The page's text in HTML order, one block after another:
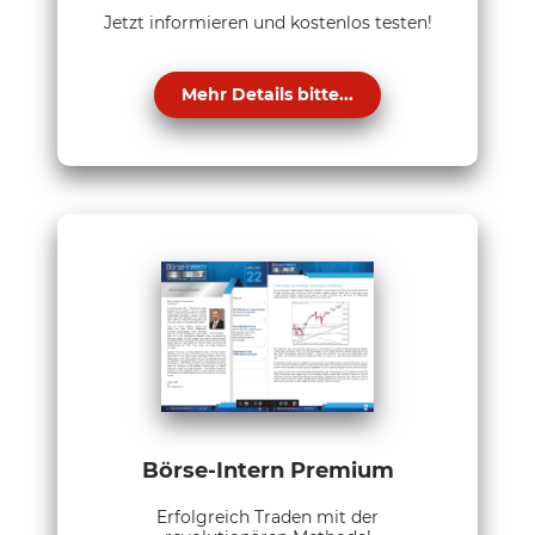
Jetzt informieren und kostenlos testen!
Mehr Details bitte...
Börse-Intern Premium
Erfolgreich Traden mit der